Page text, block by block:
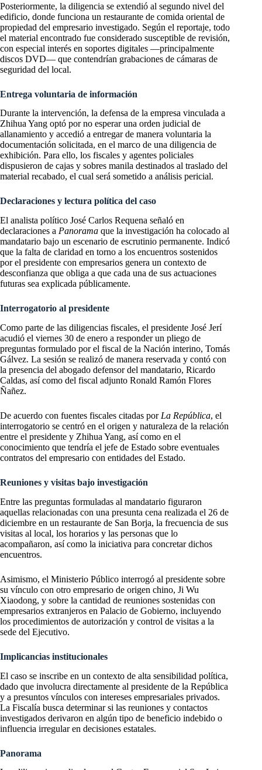
Posteriormente, la diligencia se extendió al segundo nivel del
edificio, donde funciona un restaurante de comida oriental de
propiedad del empresario investigado. Según el reportaje, todo
el material encontrado fue considerado susceptible de revisión,
con especial interés en soportes digitales —principalmente
discos DVD— que contendrían grabaciones de cámaras de
seguridad del local.
Entrega voluntaria de información
Durante la intervención, la defensa de la empresa vinculada a
Zhihua Yang optó por no esperar una orden judicial de
allanamiento y accedió a entregar de manera voluntaria la
documentación solicitada, en el marco de una diligencia de
exhibición. Para ello, los fiscales y agentes policiales
dispusieron de cajas y sobres manila destinados al traslado del
material recabado, el cual será sometido a análisis pericial.
Declaraciones y lectura política del caso
El analista político José Carlos Requena señaló en
declaraciones a Panorama que la investigación ha colocado al
mandatario bajo un escenario de escrutinio permanente. Indicó
que la falta de claridad en torno a los encuentros sostenidos
por el presidente con empresarios genera un contexto de
desconfianza que obliga a que cada una de sus actuaciones
futuras sea explicada públicamente.
Interrogatorio al presidente
Como parte de las diligencias fiscales, el presidente José Jerí
acudió el viernes 30 de enero a responder un pliego de
preguntas formulado por el fiscal de la Nación interino, Tomás
Gálvez. La sesión se realizó de manera reservada y contó con
la presencia del abogado defensor del mandatario, Ricardo
Caldas, así como del fiscal adjunto Ronald Ramón Flores
Ñañez.
De acuerdo con fuentes fiscales citadas por La República, el
interrogatorio se centró en el origen y naturaleza de la relación
entre el presidente y Zhihua Yang, así como en el
conocimiento que tendría el jefe de Estado sobre eventuales
contratos del empresario con entidades del Estado.
Reuniones y visitas bajo investigación
Entre las preguntas formuladas al mandatario figuraron
aquellas relacionadas con una presunta cena realizada el 26 de
diciembre en un restaurante de San Borja, la frecuencia de sus
visitas al local, los horarios y las personas que lo
acompañaron, así como la iniciativa para concretar dichos
encuentros.
Asimismo, el Ministerio Público interrogó al presidente sobre
su vínculo con otro empresario de origen chino, Ji Wu
Xiaodong, y sobre la cantidad de reuniones sostenidas con
empresarios extranjeros en Palacio de Gobierno, incluyendo
los procedimientos de autorización y control de visitas a la
sede del Ejecutivo.
Implicancias institucionales
El caso se inscribe en un contexto de alta sensibilidad política,
dado que involucra directamente al presidente de la República
y a presuntos vínculos con intereses empresariales privados.
La Fiscalía busca determinar si las reuniones y contactos
investigados derivaron en algún tipo de beneficio indebido o
influencia irregular en decisiones estatales.
Panorama